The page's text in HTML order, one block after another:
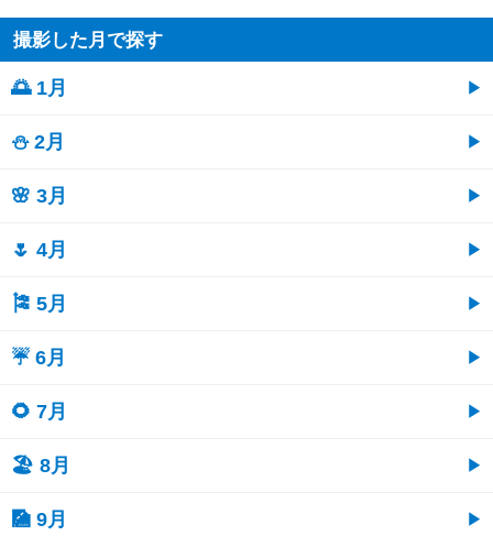
撮影した月で探す
🌅 1月
⛄ 2月
🌸 3月
🌷 4月
🎏 5月
☔ 6月
🌻 7月
🏖 8月
🎑 9月